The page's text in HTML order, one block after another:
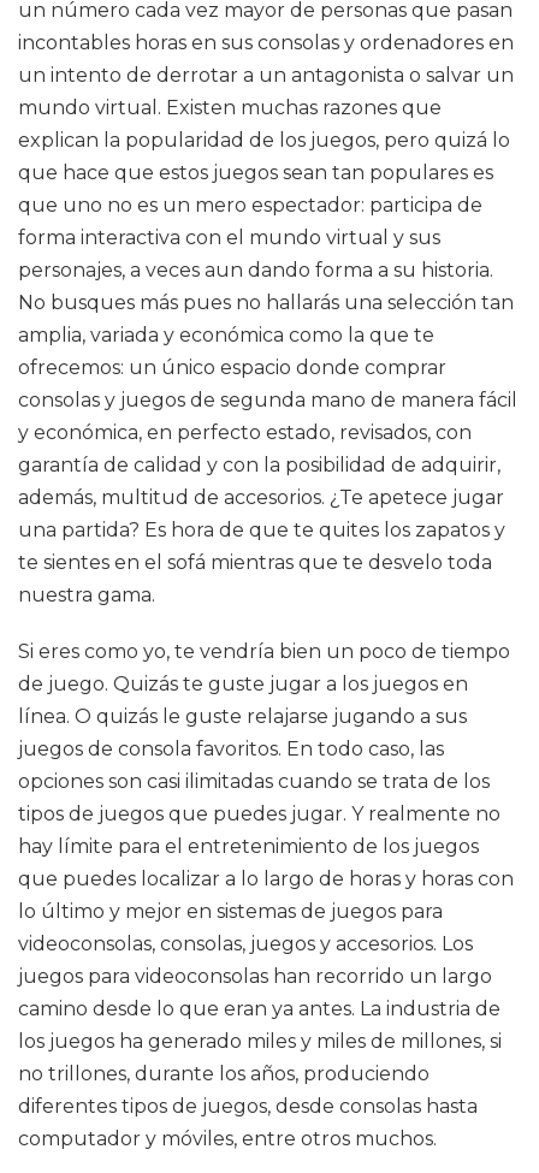
un número cada vez mayor de personas que pasan
incontables horas en sus consolas y ordenadores en
un intento de derrotar a un antagonista o salvar un
mundo virtual. Existen muchas razones que
explican la popularidad de los juegos, pero quizá lo
que hace que estos juegos sean tan populares es
que uno no es un mero espectador: participa de
forma interactiva con el mundo virtual y sus
personajes, a veces aun dando forma a su historia.
No busques más pues no hallarás una selección tan
amplia, variada y económica como la que te
ofrecemos: un único espacio donde comprar
consolas y juegos de segunda mano de manera fácil
y económica, en perfecto estado, revisados, con
garantía de calidad y con la posibilidad de adquirir,
además, multitud de accesorios. ¿Te apetece jugar
una partida? Es hora de que te quites los zapatos y
te sientes en el sofá mientras que te desvelo toda
nuestra gama.
Si eres como yo, te vendría bien un poco de tiempo
de juego. Quizás te guste jugar a los juegos en
línea. O quizás le guste relajarse jugando a sus
juegos de consola favoritos. En todo caso, las
opciones son casi ilimitadas cuando se trata de los
tipos de juegos que puedes jugar. Y realmente no
hay límite para el entretenimiento de los juegos
que puedes localizar a lo largo de horas y horas con
lo último y mejor en sistemas de juegos para
videoconsolas, consolas, juegos y accesorios. Los
juegos para videoconsolas han recorrido un largo
camino desde lo que eran ya antes. La industria de
los juegos ha generado miles y miles de millones, si
no trillones, durante los años, produciendo
diferentes tipos de juegos, desde consolas hasta
computador y móviles, entre otros muchos.